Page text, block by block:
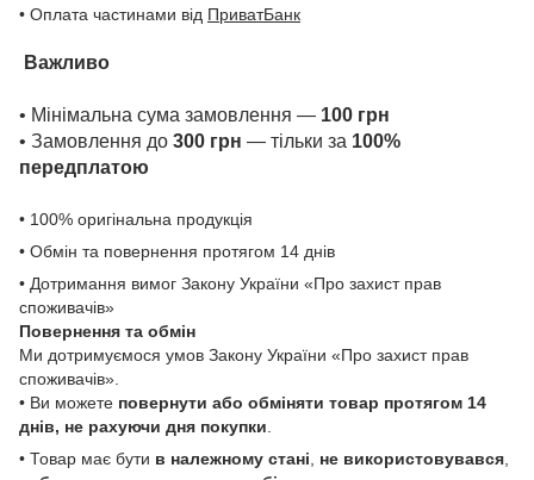
• Оплата частинами від ПриватБанк
Важливо
• Мінімальна сума замовлення — 100 грн
• Замовлення до 300 грн — тільки за 100%
передплатою
• 100% оригінальна продукція
• Обмін та повернення протягом 14 днів
• Дотримання вимог Закону України «Про захист прав
споживачів»
Повернення та обмін
Ми дотримуємося умов Закону України «Про захист прав
споживачів».
• Ви можете повернути або обміняти товар протягом 14
днів, не рахуючи дня покупки
• Товар має бути в належному стані не використовувався